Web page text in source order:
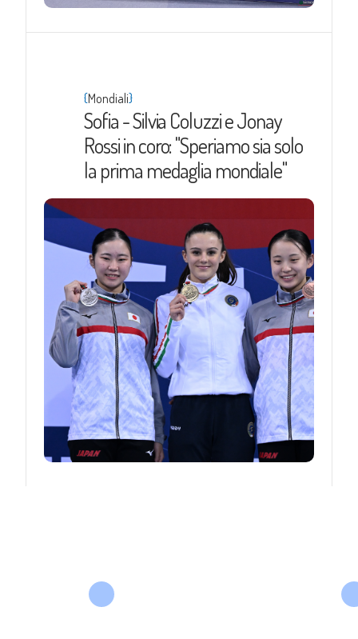
{Mondiali}
Sofia - Silvia Coluzzi e Jonay
Rossi in coro: "Speriamo sia solo
la prima medaglia mondiale"